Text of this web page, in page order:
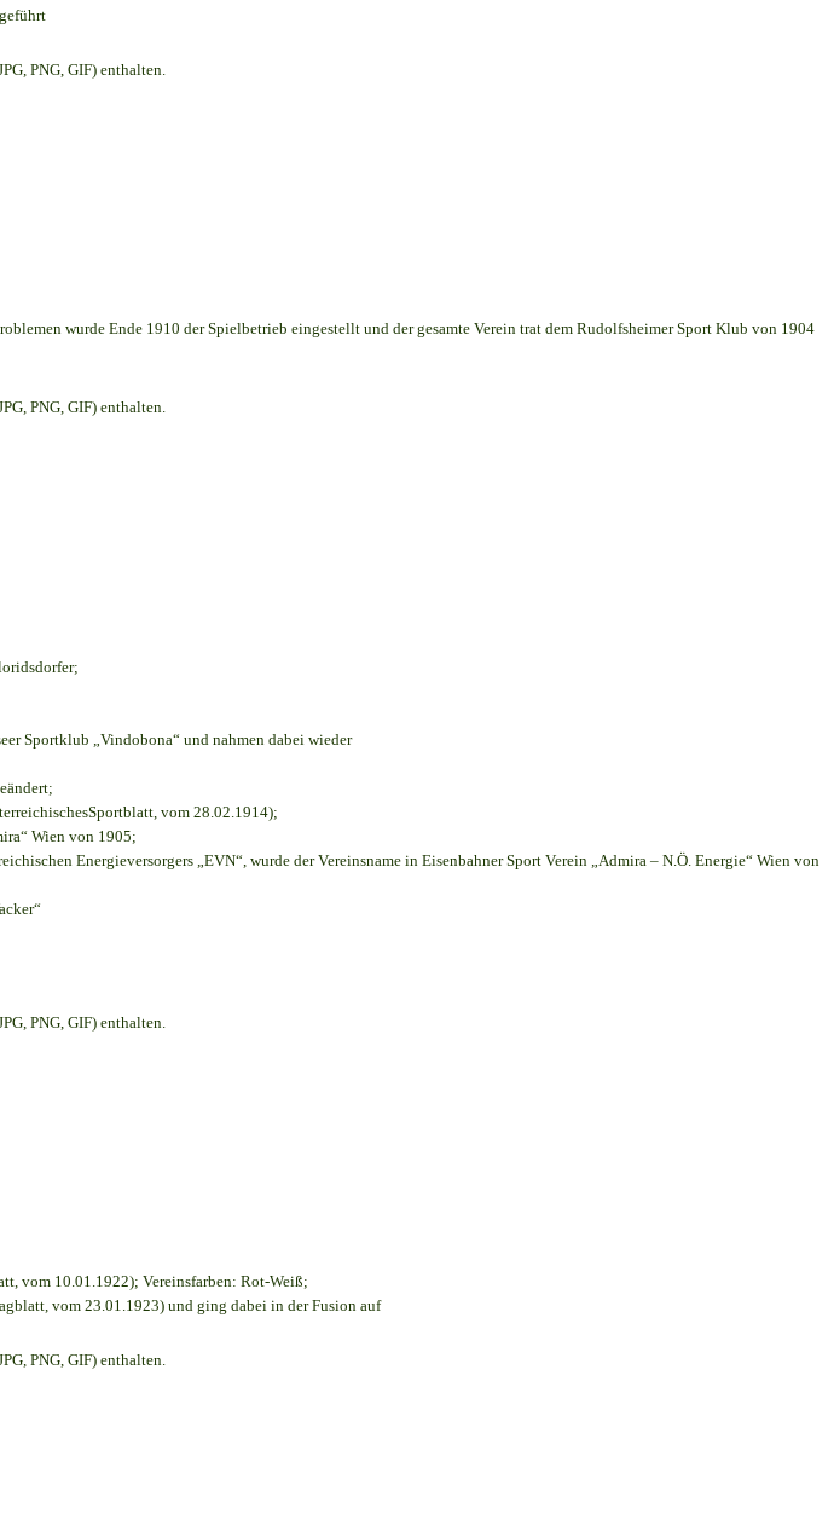
PNG, GIF) enthalten.
wurde Ende 1910 der Spielbetrieb eingestellt und der gesamte Verein trat dem Rudolfsheimer Sport Klub von 1904
PNG, GIF) enthalten.
;
Sportklub „Vindobona“ und nahmen dabei wieder
vom 28.02.1914);
Wien von 1905;
Energieversorgers „EVN“, wurde der Vereinsname in Eisenbahner Sport Verein „Admira – N.Ö. Energie“ Wien von
PNG, GIF) enthalten.
vom 10.01.1922); Vereinsfarben: Rot-Weiß;
vom 23.01.1923) und ging dabei in der Fusion auf
PNG, GIF) enthalten.